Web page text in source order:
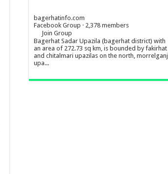
bagerhatinfo.com
Facebook Group · 2,378 members
Join Group
Bagerhat Sadar Upazila (bagerhat district) with
an area of 272.73 sq km, is bounded by fakirhat
and chitalmari upazilas on the north, morrelganj
upa...